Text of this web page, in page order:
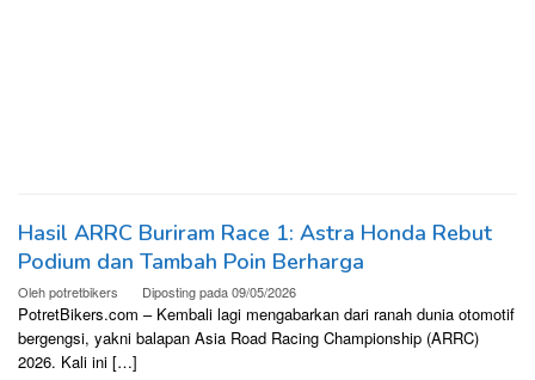
Hasil ARRC Buriram Race 1: Astra Honda Rebut
Podium dan Tambah Poin Berharga
Olehpotretbikers Diposting pada09/05/2026
PotretBikers.com – Kembali lagi mengabarkan dari ranah dunia otomotif
bergengsi, yakni balapan Asia Road Racing Championship (ARRC)
2026. Kali ini […]